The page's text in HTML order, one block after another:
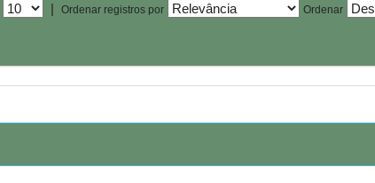
| Ordenar registros por Ordenar